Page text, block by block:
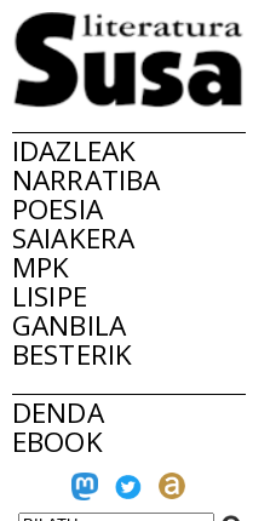
IDAZLEAK
NARRATIBA
POESIA
SAIAKERA
MPK
LISIPE
GANBILA
BESTERIK
DENDA
EBOOK